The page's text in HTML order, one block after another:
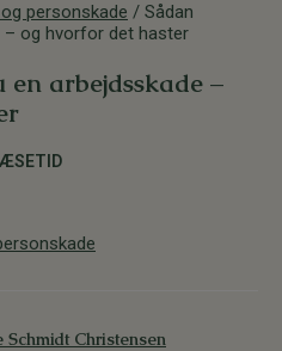
personskade / Sådan
– og hvorfor det haster
arbejdsskade –
Schmidt Christensen